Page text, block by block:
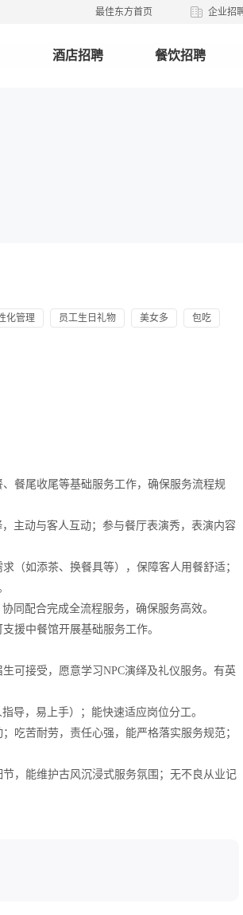
最佳东方首页 企业招
酒店招聘 餐饮招聘
化管理 员工生日礼物 美女多 包吃
餐尾收尾等基础服务工作，确保服务流程规
主动与客人互动；参与餐厅表演秀，表演内容
（如添茶、换餐具等），保障客人用餐舒适；
同配合完成全流程服务，确保服务高效。
援中餐馆开展基础服务工作。
可接受，愿意学习NPC演绎及礼仪服务。有英
导，易上手）；能快速适应岗位分工。
吃苦耐劳，责任心强，能严格落实服务规范；
，能维护古风沉浸式服务氛围；无不良从业记